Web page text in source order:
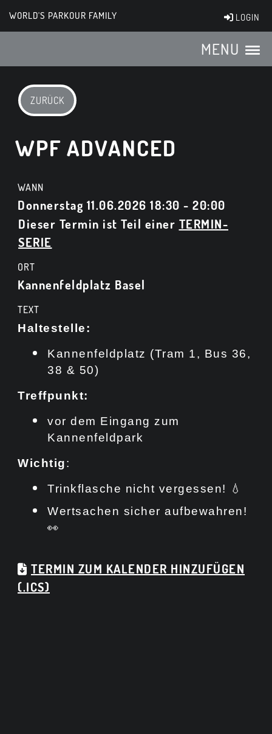
WORLD'S PARKOUR FAMILY LOGIN
MENU
ZURÜCK
WPF ADVANCED
WANN
Donnerstag 11.06.2026 18:30 - 20:00
Dieser Termin ist Teil einer TERMIN-
SERIE
ORT
Kannenfeldplatz Basel
TEXT
Haltestelle:
Kannenfeldplatz (Tram 1, Bus 36,
38 & 50)
Treffpunkt:
vor dem Eingang zum
Kannenfeldpark
Wichtig:
Trinkflasche nicht vergessen! 💧
Wertsachen sicher aufbewahren!
👀
TERMIN ZUM KALENDER HINZUFÜGEN
(.ICS)